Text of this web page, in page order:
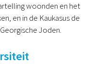
woonden en het
en in de Kaukasus de
Joden.